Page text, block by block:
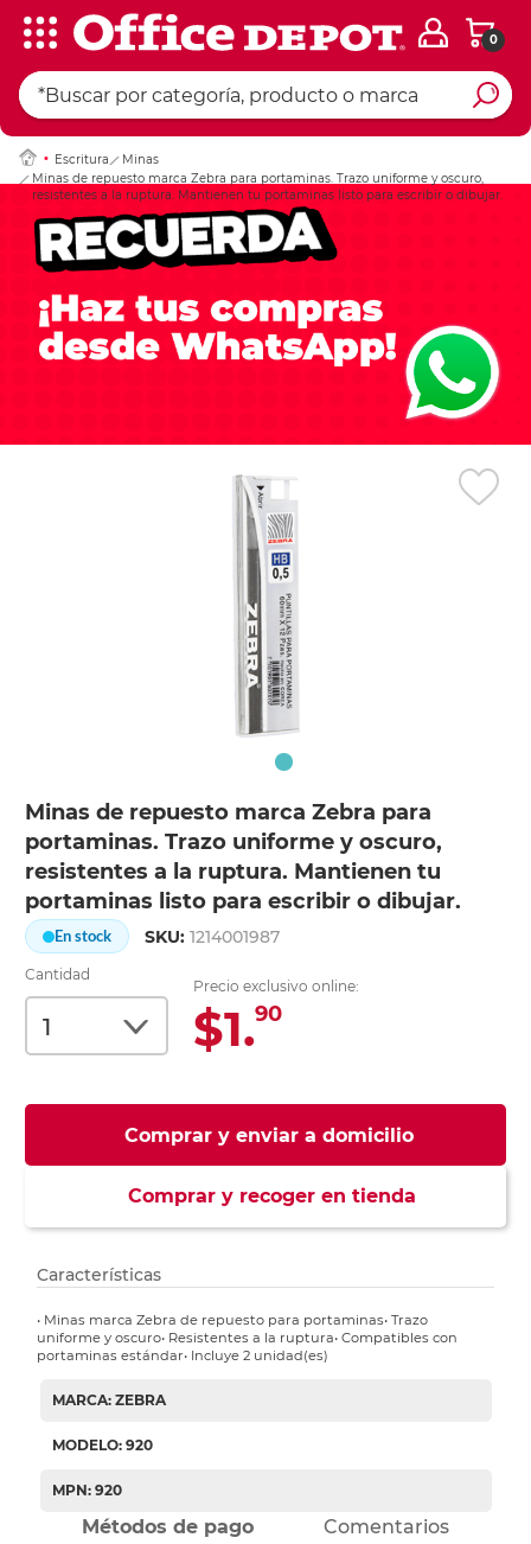
0
Escritura
Minas
Minas de repuesto marca Zebra para portaminas. Trazo uniforme y oscuro,
resistentes a la ruptura. Mantienen tu portaminas listo para escribir o dibujar.
Minas de repuesto marca Zebra para
portaminas. Trazo uniforme y oscuro,
resistentes a la ruptura. Mantienen tu
portaminas listo para escribir o dibujar.
En stock SKU:1214001987
Cantidad
Precio exclusivo online:
$1.90
Comprar y enviar a domicilio
Comprar y recoger en tienda
Ingresar Codigo
Características
• Minas marca Zebra de repuesto para portaminas• Trazo
uniforme y oscuro• Resistentes a la ruptura• Compatibles con
portaminas estándar• Incluye 2 unidad(es)
MARCA: ZEBRA
MODELO: 920
MPN: 920
Métodos de pago Comentarios